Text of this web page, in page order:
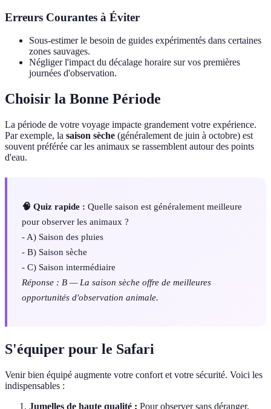
Erreurs Courantes à Éviter
Sous-estimer le besoin de guides expérimentés dans certaines
zones sauvages.
Négliger l'impact du décalage horaire sur vos premières
journées d'observation.
Choisir la Bonne Période
La période de votre voyage impacte grandement votre expérience.
Par exemple, la saison sèche (généralement de juin à octobre) est
souvent préférée car les animaux se rassemblent autour des points
d'eau.
🧠 Quiz rapide : Quelle saison est généralement meilleure
pour observer les animaux ?
- A) Saison des pluies
- B) Saison sèche
- C) Saison intermédiaire
Réponse : B — La saison sèche offre de meilleures
opportunités d'observation animale.
S'équiper pour le Safari
Venir bien équipé augmente votre confort et votre sécurité. Voici les
indispensables :
Jumelles de haute qualité : Pour observer sans déranger.